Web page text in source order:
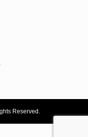
Reserved.